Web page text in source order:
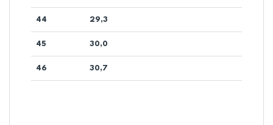
44 29,3
45 30,0
46 30,7